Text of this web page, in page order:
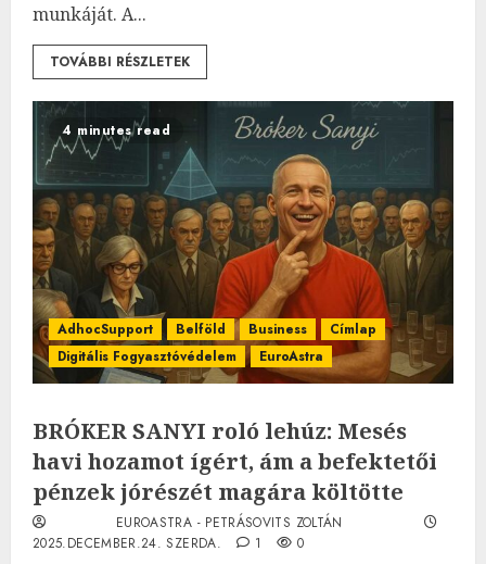
munkáját. A...
TOVÁBBI RÉSZLETEK
4 minutes read
AdhocSupport Belföld Business
Címlap
Digitális Fogyasztóvédelem
EuroAstra
BRÓKER SANYI roló lehúz: Mesés
havi hozamot ígért, ám a befektetői
pénzek jórészét magára költötte
EUROASTRA - PETRÁSOVITS ZOLTÁN
2025.DECEMBER.24. SZERDA.
1 0